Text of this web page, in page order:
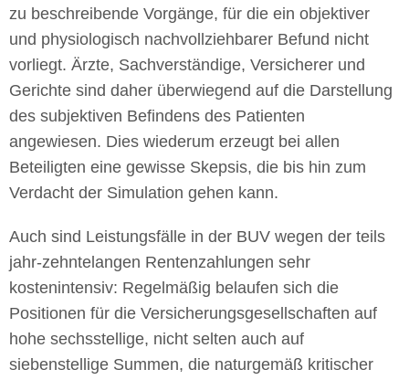
zu beschreibende Vorgänge, für die ein objektiver
und physiologisch nachvollziehbarer Befund nicht
vorliegt. Ärzte, Sachverständige, Versicherer und
Gerichte sind daher überwiegend auf die Darstellung
des subjektiven Befindens des Patienten
angewiesen. Dies wiederum erzeugt bei allen
Beteiligten eine gewisse Skepsis, die bis hin zum
Verdacht der Simulation gehen kann.
Auch sind Leistungsfälle in der BUV wegen der teils
jahr-zehntelangen Rentenzahlungen sehr
kostenintensiv: Regelmäßig belaufen sich die
Positionen für die Versicherungsgesellschaften auf
hohe sechsstellige, nicht selten auch auf
siebenstellige Summen, die naturgemäß kritischer